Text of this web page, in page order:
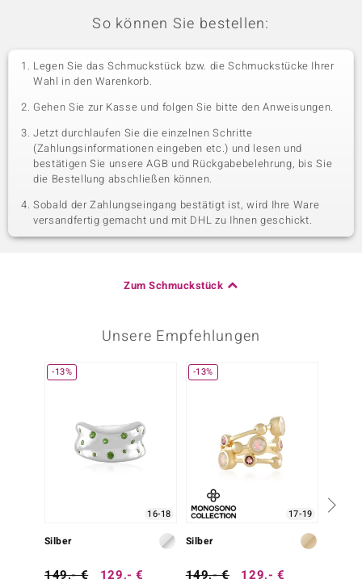
So können Sie bestellen:
Legen Sie das Schmuckstück bzw. die Schmuckstücke Ihrer
Wahl in den Warenkorb.
Gehen Sie zur Kasse und folgen Sie bitte den Anweisungen.
Jetzt durchlaufen Sie die einzelnen Schritte
(Zahlungsinformationen eingeben etc.) und lesen und
bestätigen Sie unsere AGB und Rückgabebelehrung, bis Sie
die Bestellung abschließen können.
Sobald der Zahlungseingang bestätigt ist, wird Ihre Ware
versandfertig gemacht und mit DHL zu Ihnen geschickt.
Zum Schmuckstück
Unsere Empfehlungen
-13%
16-18
Silber
149,- € 129,- €
-13%
17-19
Silber
149,- € 129,- €